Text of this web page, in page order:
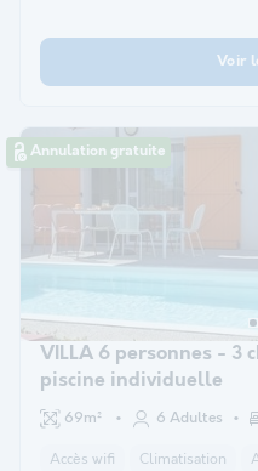
Voir
Annulation gratuite
VILLA 6 personnes - 3
piscine individuelle
69m² 6 Adultes
Accès wifi Climatisation